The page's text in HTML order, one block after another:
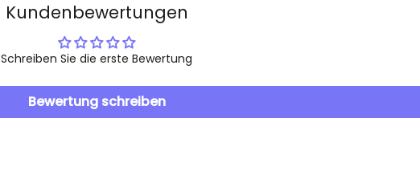
Kundenbewertungen
Schreiben Sie die erste Bewertung
Bewertung schreiben